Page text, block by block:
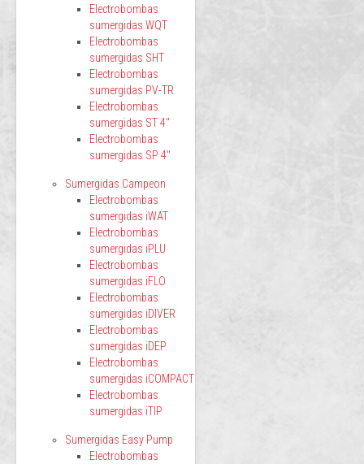
Electrobombas
sumergidas WQT
Electrobombas
sumergidas SHT
Electrobombas
sumergidas PV-TR
Electrobombas
sumergidas ST 4"
Electrobombas
sumergidas SP 4"
Sumergidas Campeon
Electrobombas
sumergidas iWAT
Electrobombas
sumergidas iPLU
Electrobombas
sumergidas iFLO
Electrobombas
sumergidas iDIVER
Electrobombas
sumergidas iDEP
Electrobombas
sumergidas iCOMPACT
Electrobombas
sumergidas iTIP
Sumergidas Easy Pump
Electrobombas